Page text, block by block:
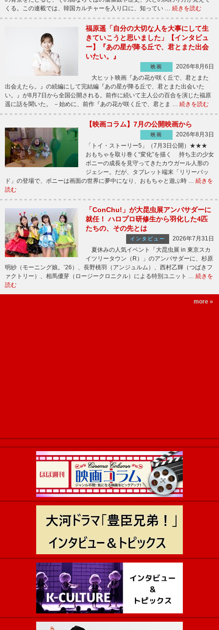
くる。この連載では、韓国カルチャーを入り口に、知ってい … 続きを読む
福原遥「自分の大切な人を大事にして生
きていこうと思いました」【インタビュ
ー】『あの星が降る丘で、君とまた出会
いたい。』
映画
2026年8月6日
大ヒット映画『あの花が咲く丘で、君とまた
出会えたら。』の続編にして完結編『あの星が降る丘で、君とまた出会いた
い。』が8月7日から全国公開される。前作に続いて主人公の百合を演じた福原
遥に話を聞いた。 －始めに、前作『あの花が咲く丘で、君とま … 続きを読む
【映画コラム】7月の公開映画から
映画
2026年8月3日
「トイ・ストーリー5」（7月3日公開）★★★
おもちゃを取り巻く“変化”を描く 持ち主の少女
ボニーの成長を見守ってきたカウガール人形の
ジェシー。だが、タブレット端末「リリーパッ
ド」の登場で、ボニーは画面の世界に夢中になり、おもちゃと遊ぶ時 … 続きを
読む
「ConChu!」が大昆虫展アンバサダーに
就任！ ハロプロ研修生から羽化した4匹
たちの、その先とは
インタビュー
2026年7月31日
夏休みの人気イベント「大昆虫展 in 東京スカ
イツリータウン（R）」のアンバサダーに、杉原
明紗（モーニング娘。’26）、長野桃羽（アンジュルム）、西村乙輝（つばきフ
ァクトリー）、相馬優芽（ロージークロニクル）による特別ユニット … 続きを
読む
more »